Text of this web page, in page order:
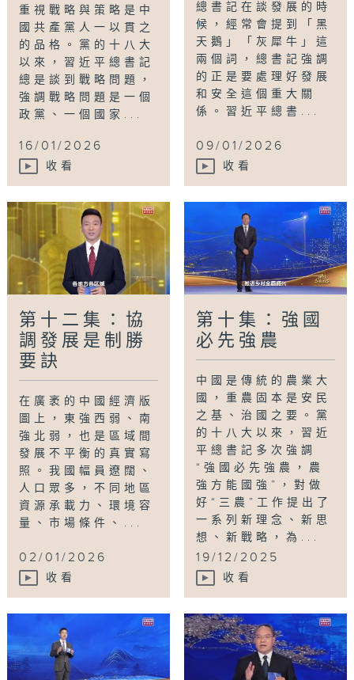
重視戰略與策略是中
國共產黨人一以貫之
的品格。黨的十八大
以來，習近平總書記
總是談到戰略問題，
強調戰略問題是一個
政黨、一個國家...
16/01/2026
收看
總書記在談發展的時
候，經常會提到「黑
天鵝」「灰犀牛」這
兩個詞，總書記強調
的正是要處理好發展
和安全這個重大關
係。習近平總書...
09/01/2026
收看
第十二集：協
調發展是制勝
要訣
在廣袤的中國經濟版
圖上，東強西弱、南
強北弱，也是區域間
發展不平衡的真實寫
照。我國幅員遼闊、
人口眾多，不同地區
資源承載力、環境容
量、市場條件、...
02/01/2026
收看
第十集：強國
必先強農
中國是傳統的農業大
國，重農固本是安民
之基、治國之要。黨
的十八大以來，習近
平總書記多次強調
“強國必先強農，農
強方能國強”，對做
好“三農”工作提出了
一系列新理念、新思
想、新戰略，為...
19/12/2025
收看